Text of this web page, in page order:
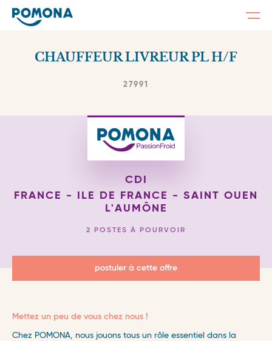
CHAUFFEUR LIVREUR PL H/F
27991
CDI
FRANCE - ILE DE FRANCE - SAINT OUEN
L'AUMÔNE
2 POSTES À POURVOIR
postuler à cette offre
Mettez un peu de vous chez nous !
Chez POMONA, nous jouons tous un rôle essentiel dans la